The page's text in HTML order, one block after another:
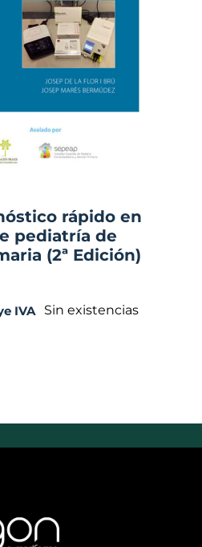
rápido en
pediatría de
(2ª Edición)
IVA Sin existencias